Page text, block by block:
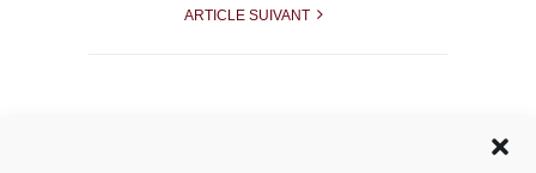
ARTICLE SUIVANT